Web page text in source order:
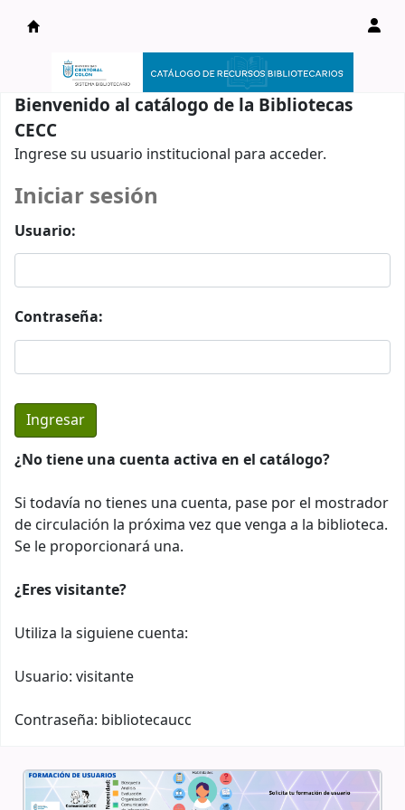
Catálogo en línea
Bienvenido al catálogo de la Bibliotecas
CECC
Ingrese su usuario institucional para acceder.
Iniciar sesión
Usuario:
Contraseña:
¿No tiene una cuenta activa en el catálogo?
Si todavía no tienes una cuenta, pase por el mostrador
de circulación la próxima vez que venga a la biblioteca.
Se le proporcionará una.
¿Eres visitante?
Utiliza la siguiene cuenta:
Usuario: visitante
Contraseña: bibliotecaucc